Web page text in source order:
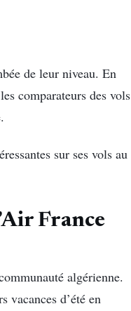
de leur niveau. En
comparateurs des vols
sur ses vols au
France
algérienne.
vacances d’été en